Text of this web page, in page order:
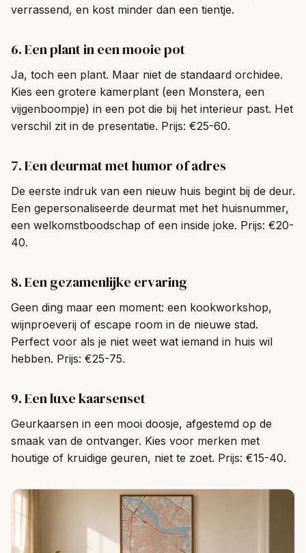
verrassend, en kost minder dan een tientje.
6. Een plant in een mooie pot
Ja, toch een plant. Maar niet de standaard orchidee.
Kies een grotere kamerplant (een Monstera, een
vijgenboompje) in een pot die bij het interieur past. Het
verschil zit in de presentatie. Prijs: €25-60.
7. Een deurmat met humor of adres
De eerste indruk van een nieuw huis begint bij de deur.
Een gepersonaliseerde deurmat met het huisnummer,
een welkomstboodschap of een inside joke. Prijs: €20-
40.
8. Een gezamenlijke ervaring
Geen ding maar een moment: een kookworkshop,
wijnproeverij of escape room in de nieuwe stad.
Perfect voor als je niet weet wat iemand in huis wil
hebben. Prijs: €25-75.
9. Een luxe kaarsenset
Geurkaarsen in een mooi doosje, afgestemd op de
smaak van de ontvanger. Kies voor merken met
houtige of kruidige geuren, niet te zoet. Prijs: €15-40.